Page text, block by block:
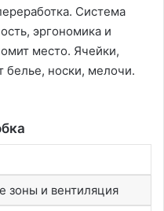
Система
эргономика и
место. Ячейки,
белье, носки, мелочи.
зоны и вентиляция